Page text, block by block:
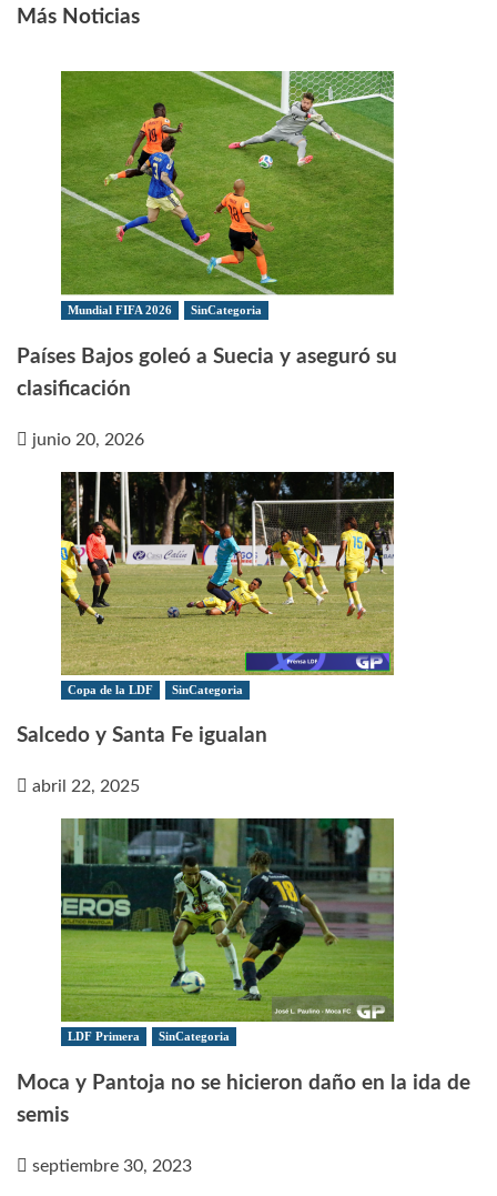
Más Noticias
Mundial FIFA 2026 SinCategoria
Países Bajos goleó a Suecia y aseguró su
clasificación
junio 20, 2026
Copa de la LDF SinCategoria
Salcedo y Santa Fe igualan
abril 22, 2025
LDF Primera SinCategoria
Moca y Pantoja no se hicieron daño en la ida de
semis
septiembre 30, 2023